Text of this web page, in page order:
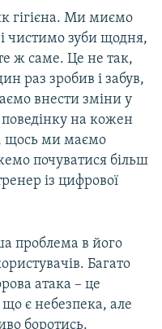
гігієна. Ми миємо
чистимо зуби щодня,
ж саме. Це не так,
раз зробив і забув,
внести зміни у
на кожен
щось ми маємо
почуватися більш
із цифрової
проблема в його
Багато
атака – це
є небезпека, але
боротись.